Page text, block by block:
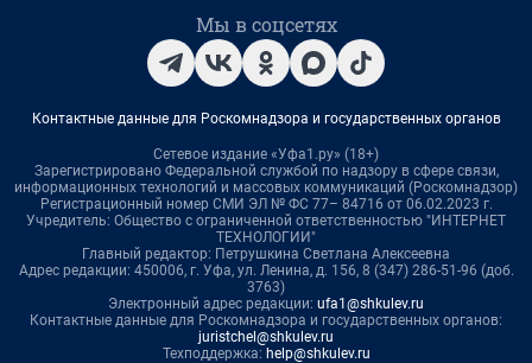
Мы в соцсетях
Контактные данные для Роскомнадзора и государственных органов
Сетевое издание «Уфа1.ру» (18+)
Зарегистрировано Федеральной службой по надзору в сфере связи,
информационных технологий и массовых коммуникаций (Роскомнадзор)
Регистрационный номер СМИ ЭЛ № ФС 77– 84716 от 06.02.2023 г.
Учредитель: Общество с ограниченной ответственностью "ИНТЕРНЕТ
ТЕХНОЛОГИИ"
Главный редактор: Петрушкина Светлана Алексеевна
Адрес редакции: 450006, г. Уфа, ул. Ленина, д. 156, 8 (347) 286-51-96 (доб.
3763)
Электронный адрес редакции: ufa1@shkulev.ru
Контактные данные для Роскомнадзора и государственных органов:
juristchel@shkulev.ru
Техподдержка: help@shkulev.ru